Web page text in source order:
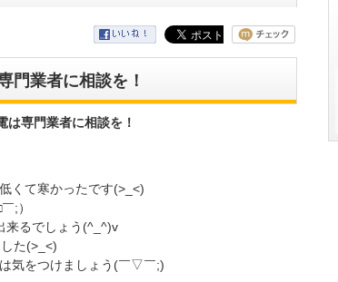
門業者に相談を！
は専門業者に相談を！
くて寒かったです(>_<)
;）
来るでしょう(^_^)v
た(>_<)
気をつけましょう(￣▽￣;)